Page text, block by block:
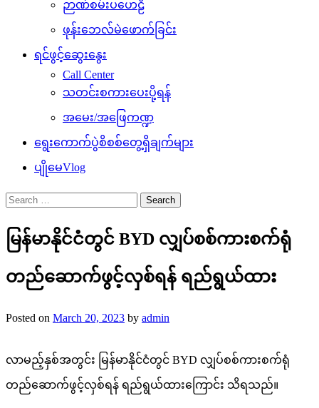
ဉာဏ်စမ်းပဟေဠိ
ဖုန်းဘေလ်မဲဖောက်ခြင်း
ရင်ဖွင့်ဆွေးနွေး
Call Center
သတင်းစကားပေးပို့ရန်
အမေး/အဖြေကဏ္ဍ
ရွေးကောက်ပွဲစိစစ်တွေ့ရှိချက်များ
ပျိုမေVlog
Search
for:
မြန်မာနိုင်ငံတွင် BYD လျှပ်စစ်ကားစက်ရုံ
တည်ဆောက်ဖွင့်လှစ်ရန် ရည်ရွယ်ထား
Posted on March 20, 2023 by admin
လာမည့်နှစ်အတွင်း မြန်မာနိုင်ငံတွင် BYD လျှပ်စစ်ကားစက်ရုံ
တည်ဆောက်ဖွင့်လှစ်ရန် ရည်ရွယ်ထားကြောင်း သိရသည်။